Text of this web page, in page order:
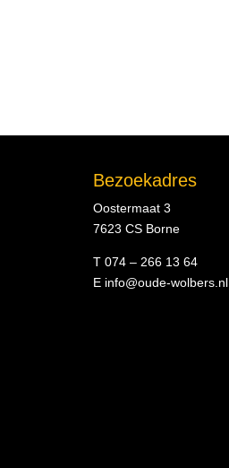
Bezoekadres
Oostermaat 3
7623 CS Borne
T 074 – 266 13 64
E info@oude-wolbers.nl